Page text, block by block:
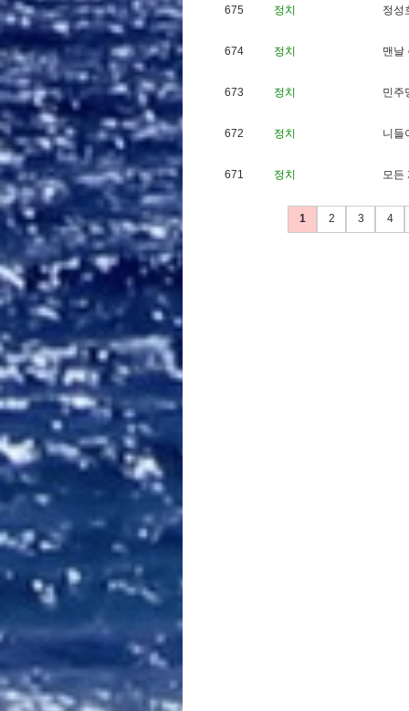
675 정치 정성
674 정치 맨날
673 정치 민주
672 정치 니 들
671 정치 모든
1 2 3 4